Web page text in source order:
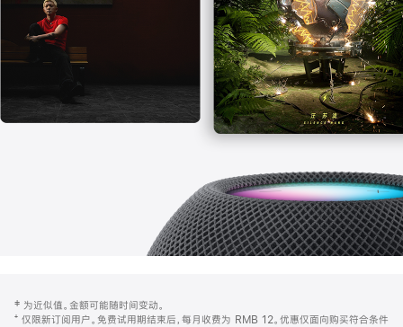
页
注
‡ 为近似值。金额可能随时间变动。
⁺ 仅限新订阅用户。免费试用期结束后，每月收费为 RMB 12。优惠仅面向购买符合条件